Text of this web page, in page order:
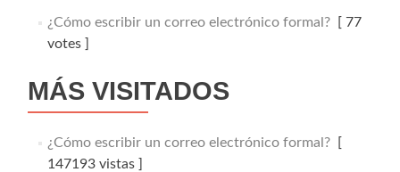
¿Cómo escribir un correo electrónico formal?[ 77
votes ]
MÁS VISITADOS
¿Cómo escribir un correo electrónico formal?[
147193 vistas ]